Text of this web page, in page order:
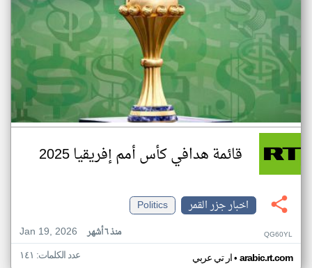
قائمة هدافي كأس أمم إفريقيا 2025
اخبار جزر القمر
Politics
Jan 19, 2026
منذ ٦ أشهر QG60YL
ار تي عربي• arabic.rt.com عدد الكلمات: ١٤١